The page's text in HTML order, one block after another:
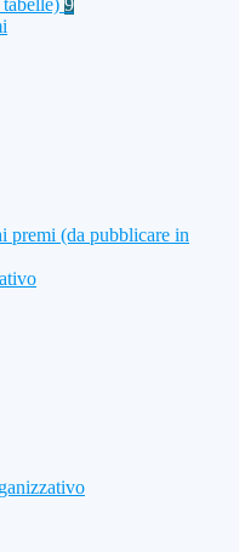
9
premi (da pubblicare in